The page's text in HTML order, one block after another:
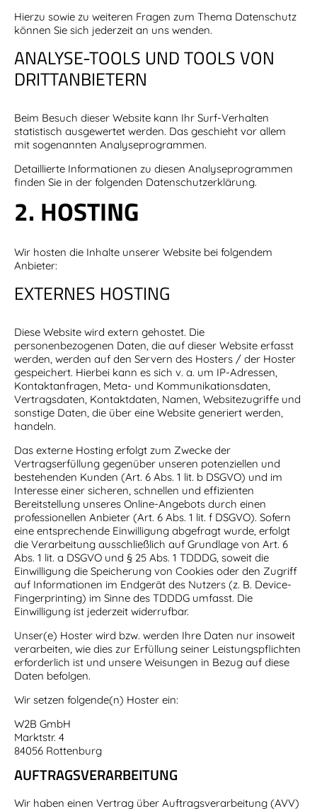
Hierzu sowie zu weiteren Fragen zum Thema Datenschutz
können Sie sich jederzeit an uns wenden.
ANALYSE-TOOLS UND TOOLS VON
DRITTANBIETERN
Beim Besuch dieser Website kann Ihr Surf-Verhalten
statistisch ausgewertet werden. Das geschieht vor allem
mit sogenannten Analyseprogrammen.
Detaillierte Informationen zu diesen Analyseprogrammen
finden Sie in der folgenden Datenschutzerklärung.
2. HOSTING
Wir hosten die Inhalte unserer Website bei folgendem
Anbieter:
EXTERNES HOSTING
Diese Website wird extern gehostet. Die
personenbezogenen Daten, die auf dieser Website erfasst
werden, werden auf den Servern des Hosters / der Hoster
gespeichert. Hierbei kann es sich v. a. um IP-Adressen,
Kontaktanfragen, Meta- und Kommunikationsdaten,
Vertragsdaten, Kontaktdaten, Namen, Websitezugriffe und
sonstige Daten, die über eine Website generiert werden,
handeln.
Das externe Hosting erfolgt zum Zwecke der
Vertragserfüllung gegenüber unseren potenziellen und
bestehenden Kunden (Art. 6 Abs. 1 lit. b DSGVO) und im
Interesse einer sicheren, schnellen und effizienten
Bereitstellung unseres Online-Angebots durch einen
professionellen Anbieter (Art. 6 Abs. 1 lit. f DSGVO). Sofern
eine entsprechende Einwilligung abgefragt wurde, erfolgt
die Verarbeitung ausschließlich auf Grundlage von Art. 6
Abs. 1 lit. a DSGVO und § 25 Abs. 1 TDDDG, soweit die
Einwilligung die Speicherung von Cookies oder den Zugriff
auf Informationen im Endgerät des Nutzers (z. B. Device-
Fingerprinting) im Sinne des TDDDG umfasst. Die
Einwilligung ist jederzeit widerrufbar.
Unser(e) Hoster wird bzw. werden Ihre Daten nur insoweit
verarbeiten, wie dies zur Erfüllung seiner Leistungspflichten
erforderlich ist und unsere Weisungen in Bezug auf diese
Daten befolgen.
Wir setzen folgende(n) Hoster ein:
W2B GmbH
Marktstr. 4
84056 Rottenburg
AUFTRAGSVERARBEITUNG
Wir haben einen Vertrag über Auftragsverarbeitung (AVV)